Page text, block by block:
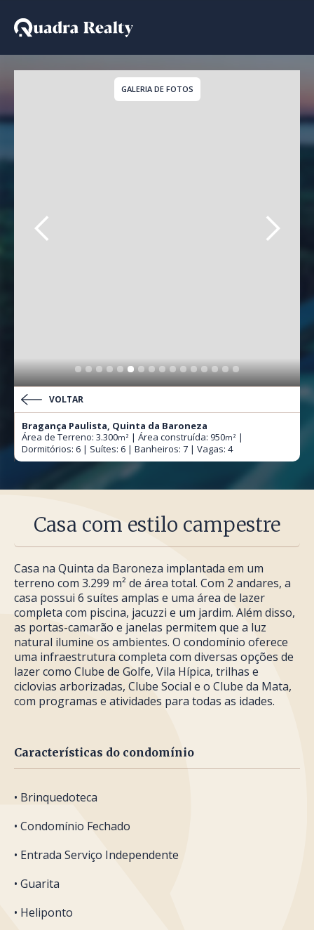
Casa De Condomínio a
GALERIA DE FOTOS
VOLTAR
Bragança Paulista, Quinta da Baroneza
Área de Terreno: 3.300m² | Área construída: 950m² |
Dormitórios: 6 | Suítes: 6 | Banheiros: 7 | Vagas: 4
Casa com estilo campestre
Casa na Quinta da Baroneza implantada em um
terreno com 3.299 m² de área total. Com 2 andares, a
casa possui 6 suítes amplas e uma área de lazer
completa com piscina, jacuzzi e um jardim. Além disso,
as portas-camarão e janelas permitem que a luz
natural ilumine os ambientes. O condomínio oferece
uma infraestrutura completa com diversas opções de
lazer como Clube de Golfe, Vila Hípica, trilhas e
ciclovias arborizadas, Clube Social e o Clube da Mata,
com programas e atividades para todas as idades.
Características do condomínio
• Brinquedoteca
• Condomínio Fechado
• Entrada Serviço Independente
• Guarita
• Heliponto